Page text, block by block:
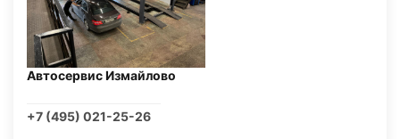
Автосервис Измайлово
+7 (495) 021-25-26